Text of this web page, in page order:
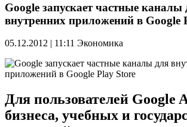
Google запускает частные каналы
внутренних приложений в Google
05.12.2012 | 11:11 Экономика
Для пользователей Google
бизнеса, учебных и